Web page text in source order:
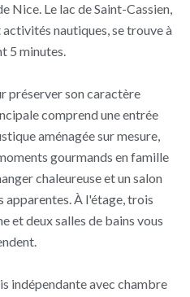
Nice. Le lac de Saint-Cassien,
nautiques, se trouve à
5 minutes.
préserver son caractère
comprend une entrée
aménagée sur mesure,
gourmands en famille
chaleureuse et un salon
apparentes. À l'étage, trois
et deux salles de bains vous
indépendante avec chambre